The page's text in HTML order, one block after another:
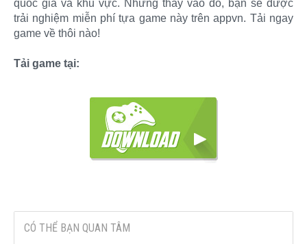
quốc gia và khu vực. Nhưng thay vào đó, bạn sẽ được
trải nghiệm miễn phí tựa game này trên appvn. Tải ngay
game về thôi nào!
Tải game tại:
CÓ THỂ BẠN QUAN TÂM